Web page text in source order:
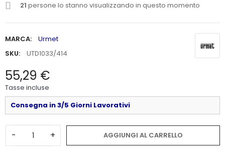
21 persone lo stanno visualizzando in questo momento
MARCA:
Urmet
SKU:
UTD1033/414
55,29 €
Tasse incluse
Consegna in 3/5 Giorni Lavorativi
- + AGGIUNGI AL CARRELLO